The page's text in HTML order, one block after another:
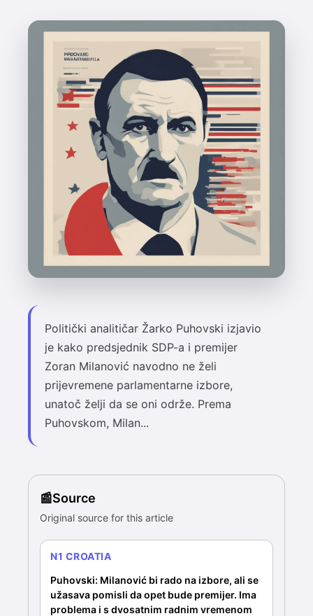
Politički analitičar Žarko Puhovski izjavio
je kako predsjednik SDP-a i premijer
Zoran Milanović navodno ne želi
prijevremene parlamentarne izbore,
unatoč želji da se oni održe. Prema
Puhovskom, Milan...
Source
Original source for this article
N1 CROATIA
Puhovski: Milanović bi rado na izbore, ali se
užasava pomisli da opet bude premijer. Ima
problema i s dvosatnim radnim vremenom